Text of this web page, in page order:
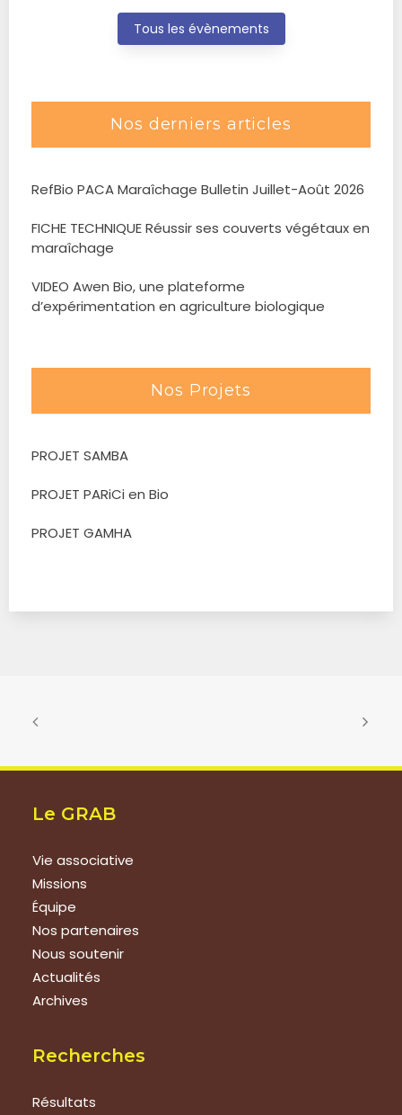
Tous les évènements
Nos derniers articles
RefBio PACA Maraîchage Bulletin Juillet-Août 2026
FICHE TECHNIQUE Réussir ses couverts végétaux en
maraîchage
VIDEO Awen Bio, une plateforme
d’expérimentation en agriculture biologique
Nos Projets
PROJET SAMBA
PROJET PARiCi en Bio
PROJET GAMHA
Le GRAB
Vie associative
Missions
Équipe
Nos partenaires
Nous soutenir
Actualités
Archives
Recherches
Résultats